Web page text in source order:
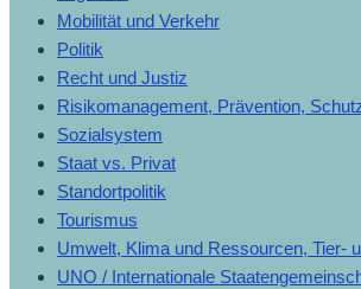
Mobilität und Verkehr
Politik
Recht und Justiz
Risikomanagement, Prävention,
Sozialsystem
Staat vs. Privat
Standortpolitik
Tourismus
Umwelt, Klima und Ressourcen, Tier-
UNO / Internationale